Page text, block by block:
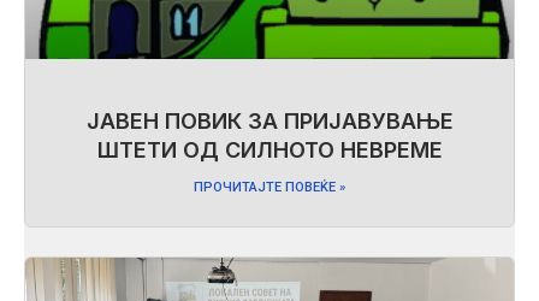
ЈАВЕН ПОВИК ЗА ПРИЈАВУВАЊЕ
ШТЕТИ ОД СИЛНОТО НЕВРЕМЕ
ПРОЧИТАЈТЕ ПОВЕЌЕ »